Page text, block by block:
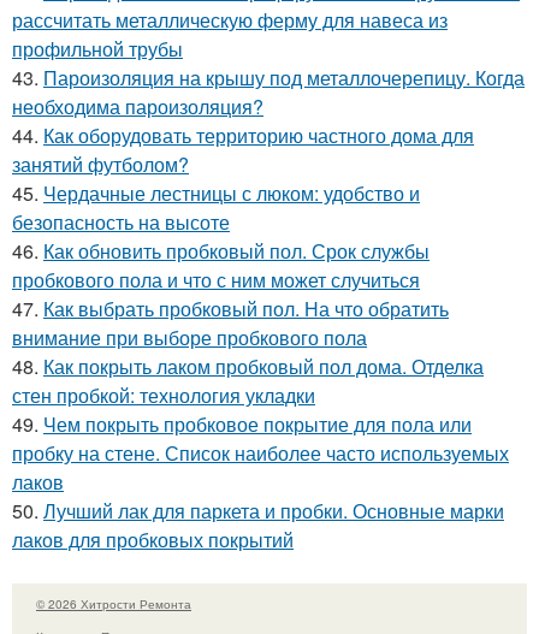
рассчитать металлическую ферму для навеса из
профильной трубы
43. Пароизоляция на крышу под металлочерепицу. Когда
необходима пароизоляция?
44. Как оборудовать территорию частного дома для
занятий футболом?
45. Чердачные лестницы с люком: удобство и
безопасность на высоте
46. Как обновить пробковый пол. Срок службы
пробкового пола и что с ним может случиться
47. Как выбрать пробковый пол. На что обратить
внимание при выборе пробкового пола
48. Как покрыть лаком пробковый пол дома. Отделка
стен пробкой: технология укладки
49. Чем покрыть пробковое покрытие для пола или
пробку на стене. Список наиболее часто используемых
лаков
50. Лучший лак для паркета и пробки. Основные марки
лаков для пробковых покрытий
© 2026 Хитрости Ремонта